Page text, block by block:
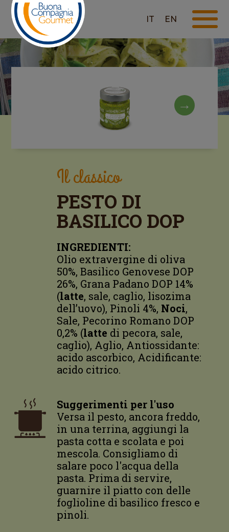
IT EN
Il classico
PESTO DI
BASILICO DOP
INGREDIENTI:
Olio extravergine di oliva
50%, Basilico Genovese DOP
26%, Grana Padano DOP 14%
(latte, sale, caglio, lisozima
dell’uovo), Pinoli 4%, Noci,
Sale, Pecorino Romano DOP
0,2% (latte di pecora, sale,
caglio), Aglio, Antiossidante:
acido ascorbico, Acidificante:
acido citrico.
Suggerimenti per l'uso
Versa il pesto, ancora freddo,
in una terrina, aggiungi la
pasta cotta e scolata e poi
mescola. Consigliamo di
salare poco l'acqua della
pasta. Prima di servire,
guarnire il piatto con delle
foglioline di basilico fresco e
pinoli.